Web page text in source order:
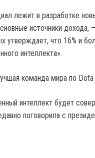
лежит в разработке
источники дохода,
утверждает, что 16% и
интеллекта».
команда мира по Dota
интеллект будет
поговорила с